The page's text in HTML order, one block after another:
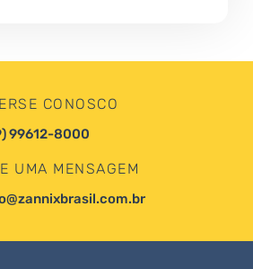
CONOSCO
99612-8000
UMA MENSAGEM